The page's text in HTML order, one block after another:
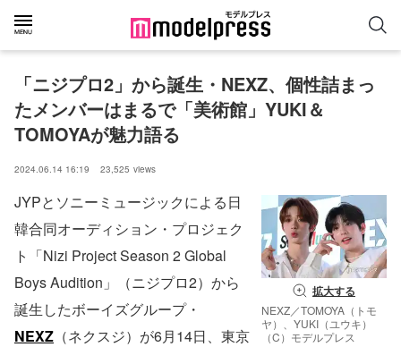
「ニジプロ2」から誕生・NEXZ、個性詰まっ
たメンバーはまるで「美術館」YUKI＆
TOMOYAが魅力語る
2024.06.14 16:19 23,525 views
拡大する
NEXZ／TOMOYA（トモ
ヤ）、YUKI（ユウキ）
（C）モデルプレス
JYPとソニーミュージックによる日
韓合同オーディション・プロジェク
ト「Nizi Project Season 2 Global
Boys Audition」（ニジプロ2）から
誕生したボーイズグループ・
NEXZ （ネクスジ）が6月14日、東京